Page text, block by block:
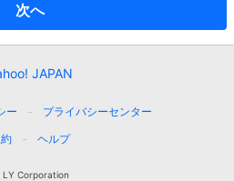
次へ
JAPAN
ー
プライバシーセンター
ヘルプ
Corporation